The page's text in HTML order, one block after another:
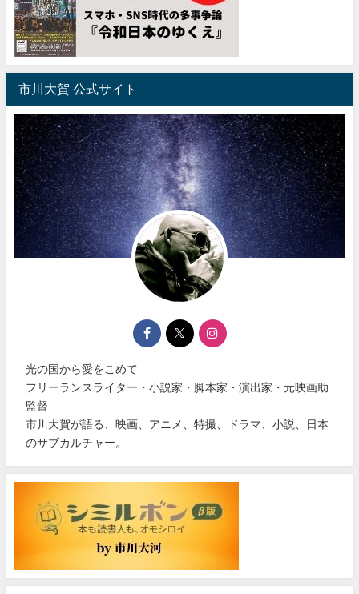
市川大賀 公式サイト
光の国から愛をこめて
フリーランスライター・小説家・脚本家・演出家・元映画助
監督
市川大賀が語る、映画、アニメ、特撮、ドラマ、小説、日本
のサブカルチャー。